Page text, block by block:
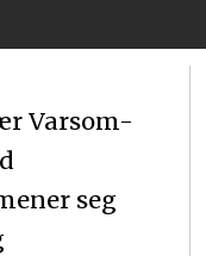
Varsom-
seg